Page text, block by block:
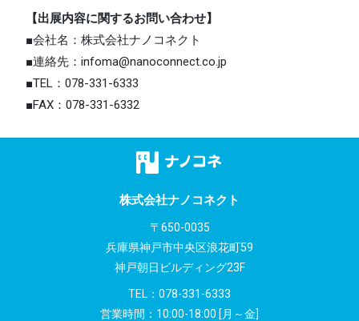
【出展内容に関するお問い合わせ】
■会社名：株式会社ナノコネクト
■連絡先：infoma@nanoconnect.co.jp
■TEL：078-331-6333
■FAX：078-331-6332
株式会社ナノコネクト
〒650-0035
兵庫県神戸市中央区浪花町59
神戸朝日ビルディング23F
TEL： 078-331-6333
営業時間：10:00-18:00 [月～金]